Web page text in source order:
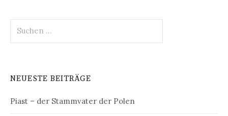
nach:
NEUESTE BEITRÄGE
Piast – der Stammvater der Polen